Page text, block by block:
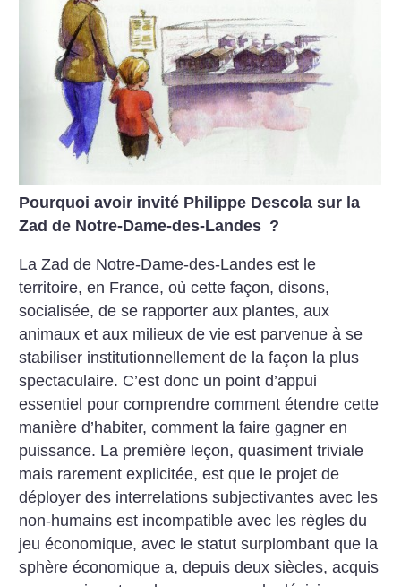
Pourquoi avoir invité Philippe Descola sur la
Zad de Notre-Dame-des-Landes ?
La Zad de Notre-Dame-des-Landes est le
territoire, en France, où cette façon, disons,
socialisée, de se rapporter aux plantes, aux
animaux et aux milieux de vie est parvenue à se
stabiliser institutionnellement de la façon la plus
spectaculaire. C’est donc un point d’appui
essentiel pour comprendre comment étendre cette
manière d’habiter, comment la faire gagner en
puissance. La première leçon, quasiment triviale
mais rarement explicitée, est que le projet de
déployer des interrelations subjectivantes avec les
non-humains est incompatible avec les règles du
jeu économique, avec le statut surplombant que la
sphère économique a, depuis deux siècles, acquis